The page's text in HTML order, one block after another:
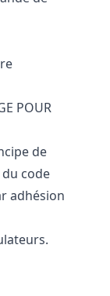
POUR
de
du code
adhésion